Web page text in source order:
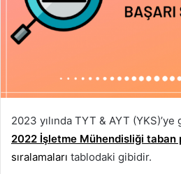
2023 yılında TYT & AYT
2022 İşletme Mühendisliği taban
sıralamaları tablodaki gibidir.